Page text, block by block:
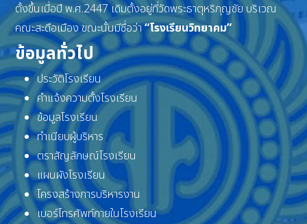
ตั้งขึ้นเมื่อปี พ.ศ.2447 เดิมตั้งอยู่ที่วัดพระธาตุหริภุญชัย บริเวณ
คณะสะดือเมือง ขณะนั้นมีชื่อว่า“โรงเรียนวิทยาคม”
ข้อมูลทั่วไป
ประวัติโรงเรียน
คำแจ้งความตั้งโรงเรียน
ข้อมูลโรงเรียน
ทำเนียบผู้บริหาร
ตราสัญลักษณ์โรงเรียน
แผนผังโรงเรียน
โครงสร้างการบริหารงาน
เบอร์โทรศัพท์ภายในโรงเรียน